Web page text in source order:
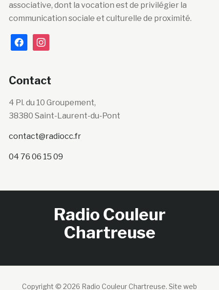
associative, dont la vocation est de privilégier la
communication sociale et culturelle de proximité.
facebookinstagram
Contact
4 Pl. du 10 Groupement,
38380 Saint-Laurent-du-Pont
contact@radiocc.fr
04 76 06 15 09
Radio Couleur
Chartreuse
Copyright © 2026 Radio Couleur Chartreuse. Site web